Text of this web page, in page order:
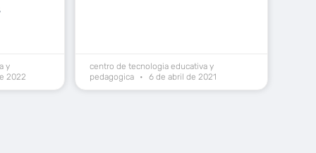
y
2022
centro de tecnologia educativa y
pedagogica
6 de abril de 2021